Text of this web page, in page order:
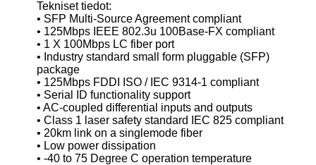
Tekniset tiedot:
• SFP Multi-Source Agreement compliant
• 125Mbps IEEE 802.3u 100Base-FX compliant
• 1 X 100Mbps LC fiber port
• Industry standard small form pluggable (SFP)
package
• 125Mbps FDDI ISO / IEC 9314-1 compliant
• Serial ID functionality support
• AC-coupled differential inputs and outputs
• Class 1 laser safety standard IEC 825 compliant
• 20km link on a singlemode fiber
• Low power dissipation
• -40 to 75 Degree C operation temperature